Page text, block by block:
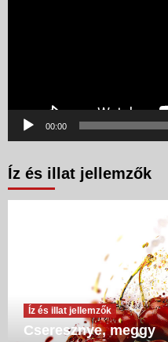
00:00
Íz és illat jellemzők
Íz és illat jellemzők
Cseresznye, meggy